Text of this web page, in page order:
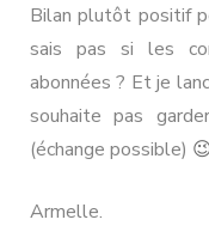
Bilan plutôt positif
sais pas si les
abonnées ? Et je
souhaite pas
(échange possible)
Armelle.